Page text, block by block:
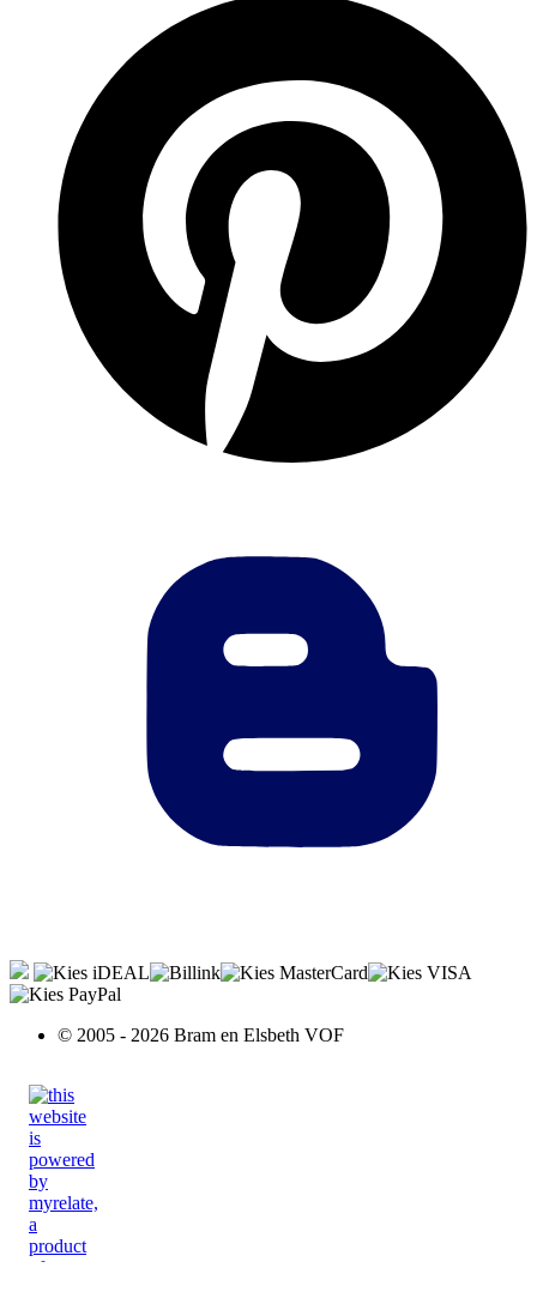
© 2005 - 2026 Bram en Elsbeth VOF